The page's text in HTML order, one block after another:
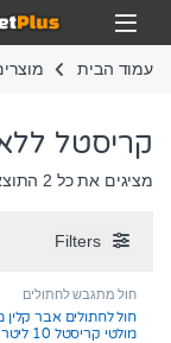
Skip to navigation
Skip to content
Open
עמוד הבית
קריסטל
מציגים את כל ⁦2⁩ התוצאות
Filters
חול מתגבש לחתולים
חול לחתולים אבר
מולטי קריסטל 10 ליטר